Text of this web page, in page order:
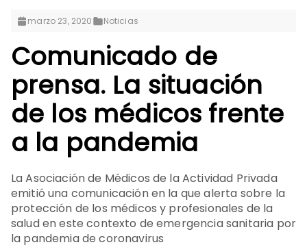
marzo 23, 2020 Noticias
Comunicado de
prensa. La situación
de los médicos frente
a la pandemia
La Asociación de Médicos de la Actividad Privada
emitió una comunicación en la que alerta sobre la
protección de los médicos y profesionales de la
salud en este contexto de emergencia sanitaria por
la pandemia de coronavirus